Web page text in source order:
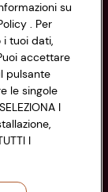
su
. Per
tuoi dati,
accettare
pulsante
le singole
I
I